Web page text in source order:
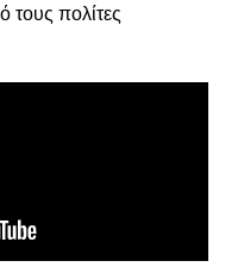
τους πολίτες